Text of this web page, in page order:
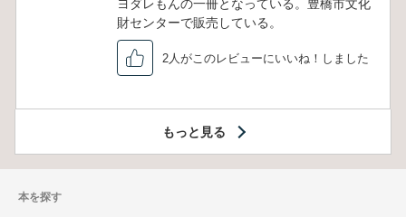
ヨダレもんの一冊となっている。豊橋市文化
財センターで販売している。
2人がこのレビューにいいね！しました
もっと見る
本を探す